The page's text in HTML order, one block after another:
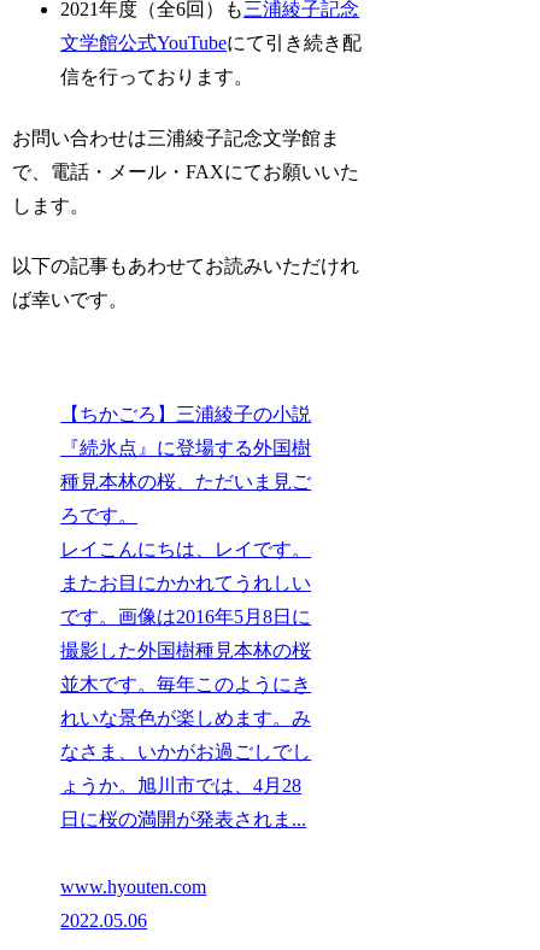
2021年度（全6回）も三浦綾子記念
文学館公式YouTubeにて引き続き配
信を行っております。
お問い合わせは三浦綾子記念文学館ま
で、電話・メール・FAXにてお願いいた
します。
以下の記事もあわせてお読みいただけれ
ば幸いです。
【ちかごろ】三浦綾子の小説
『続氷点』に登場する外国樹
種見本林の桜、ただいま見ご
ろです。
レイこんにちは、レイです。
またお目にかかれてうれしい
です。画像は2016年5月8日に
撮影した外国樹種見本林の桜
並木です。毎年このようにき
れいな景色が楽しめます。み
なさま、いかがお過ごしでし
ょうか。旭川市では、4月28
日に桜の満開が発表されま...
www.hyouten.com
2022.05.06